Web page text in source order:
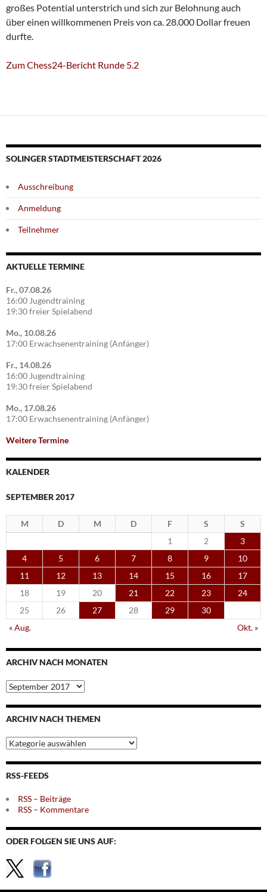
großes Potential unterstrich und sich zur Belohnung auch
über einen willkommenen Preis von ca. 28.000 Dollar freuen
durfte.
Zum Chess24-Bericht Runde 5.2
SOLINGER STADTMEISTERSCHAFT 2026
Ausschreibung
Anmeldung
Teilnehmer
AKTUELLE TERMINE
Fr., 07.08.26
16:00 Jugendtraining
19:30 freier Spielabend
Mo., 10.08.26
17:00 Erwachsenentraining (Anfänger)
Fr., 14.08.26
16:00 Jugendtraining
19:30 freier Spielabend
Mo., 17.08.26
17:00 Erwachsenentraining (Anfänger)
Weitere Termine
KALENDER
SEPTEMBER 2017
M D M D F S
S
1
2
3
4
5 6 7 8 9
10
11
12 13 14 15 16
17
18
19 20 21 22 23
24
25
26 27 28 29
30
« Aug.
Okt. »
ARCHIV NACH MONATEN
Archiv
nach
Monaten
ARCHIV NACH THEMEN
Archiv
nach
Themen
RSS-FEEDS
RSS – Beiträge
RSS – Kommentare
ODER FOLGEN SIE UNS AUF: